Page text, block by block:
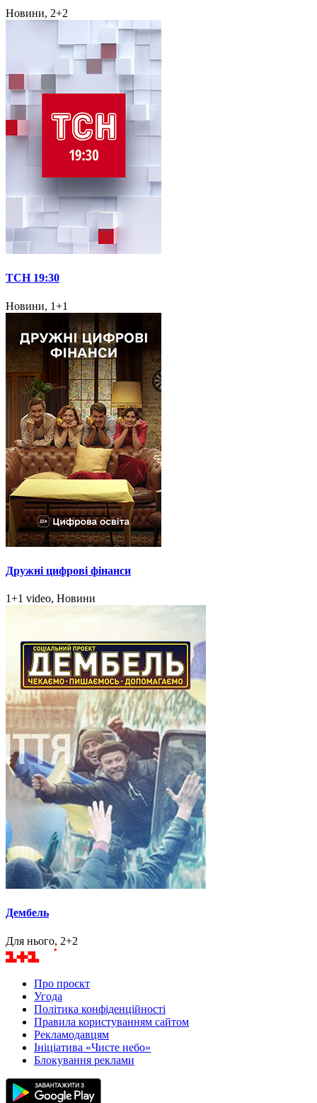
Новини, 2+2
ТСН 19:30
Новини, 1+1
Дружні цифрові фінанси
1+1 video, Новини
Дембель
Для нього, 2+2
Про проєкт
Угода
Політика конфіденційності
Правила користуванням сайтом
Рекламодавцям
Ініціатива «Чисте небо»
Блокування реклами